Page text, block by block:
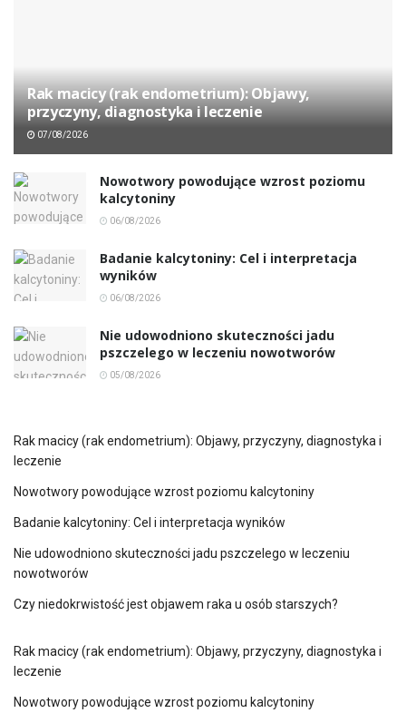
Rak macicy (rak endometrium): Objawy,
przyczyny, diagnostyka i leczenie
07/08/2026
Nowotwory powodujące wzrost poziomu
kalcytoniny
06/08/2026
Badanie kalcytoniny: Cel i interpretacja
wyników
06/08/2026
Nie udowodniono skuteczności jadu
pszczelego w leczeniu nowotworów
05/08/2026
Rak macicy (rak endometrium): Objawy, przyczyny, diagnostyka i
leczenie
Nowotwory powodujące wzrost poziomu kalcytoniny
Badanie kalcytoniny: Cel i interpretacja wyników
Nie udowodniono skuteczności jadu pszczelego w leczeniu
nowotworów
Czy niedokrwistość jest objawem raka u osób starszych?
Rak macicy (rak endometrium): Objawy, przyczyny, diagnostyka i
leczenie
Nowotwory powodujące wzrost poziomu kalcytoniny